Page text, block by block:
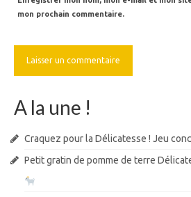
mon prochain commentaire.
A la une !
Craquez pour la Délicatesse ! Jeu
Petit gratin de pomme de terre